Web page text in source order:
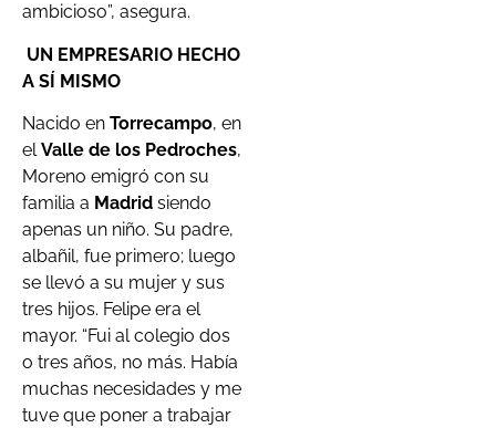
ambicioso”, asegura.
UN EMPRESARIO HECHO
A SÍ MISMO
Nacido en Torrecampo, en
elValle de los Pedroches,
Moreno emigró con su
familia a Madrid siendo
apenas un niño. Su padre,
albañil, fue primero; luego
se llevó a su mujer y sus
tres hijos. Felipe era el
mayor. “Fui al colegio dos
o tres años, no más. Había
muchas necesidades y me
tuve que poner a trabajar